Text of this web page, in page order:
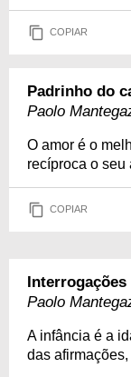
COPIAR
Padrinho do
Paolo
O amor é o
recíproca o seu
COPIAR
Interrogações
Paolo
A infância é a
das